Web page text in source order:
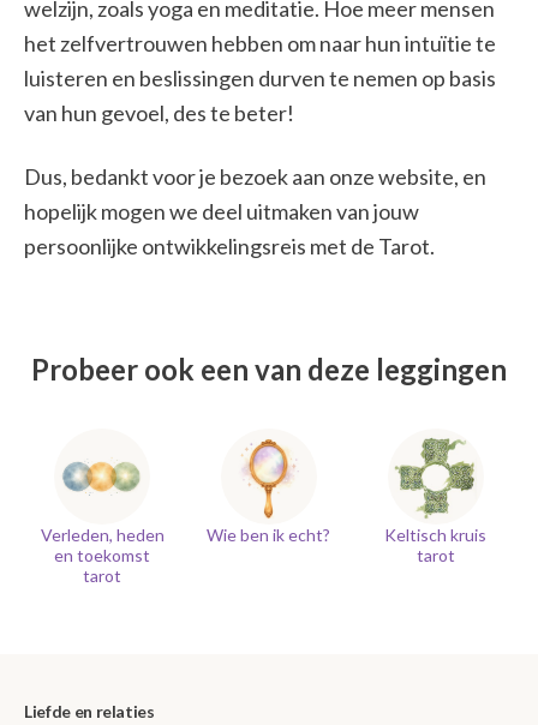
welzijn, zoals yoga en meditatie. Hoe meer mensen
het zelfvertrouwen hebben om naar hun intuïtie te
luisteren en beslissingen durven te nemen op basis
van hun gevoel, des te beter!
Dus, bedankt voor je bezoek aan onze website, en
hopelijk mogen we deel uitmaken van jouw
persoonlijke ontwikkelingsreis met de Tarot.
Probeer ook een van deze leggingen
Verleden, heden
en toekomst
tarot
Wie ben ik echt?
Keltisch kruis
tarot
Liefde en relaties